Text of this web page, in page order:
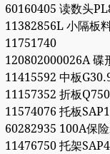
60160405 读数头
11382856L 小隔板
11751740
120802000026A 碟
11415592 中板
11157352 折板
11574076 托板
60282935 100A保
11476750 托架